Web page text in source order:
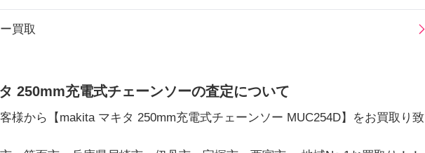
買取
250mm充電式チェーンソーの査定について
様から【makita マキタ 250mm充電式チェーンソー MUC254D】をお買取り致